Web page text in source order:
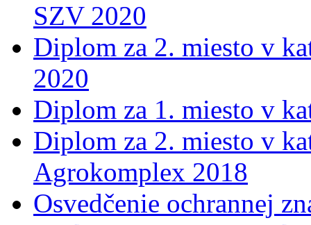
SZV 2020
Diplom za 2. miesto v
2020
Diplom za 1. miesto v
Diplom za 2. miesto v
Agrokomplex 2018
Osvedčenie ochrannej